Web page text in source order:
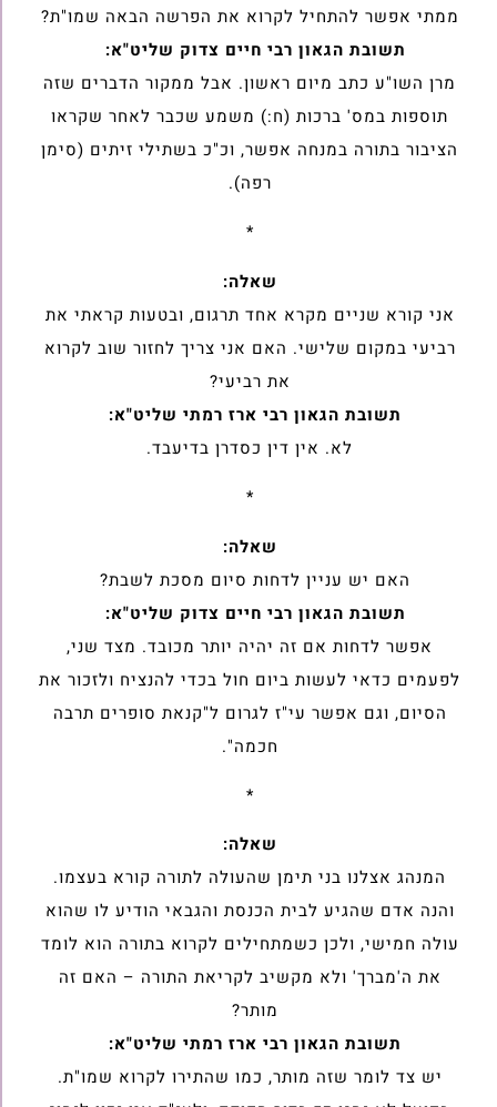
ממתי אפשר להתחיל לקרוא את הפרשה הבאה שמו"ת?
תשובת הגאון רבי חיים צדוק שליט"א:
מרן השו"ע כתב מיום ראשון. אבל ממקור הדברים שזה
תוספות במס' ברכות ‏‏(ח:) משמע שכבר לאחר שקראו
הציבור בתורה במנחה אפשר, וכ"כ בשתילי ‏זיתים (סימן
רפה).
*
שאלה:
אני קורא שניים מקרא אחד תרגום, ובטעות קראתי את
רביעי במקום שלישי. ‏האם אני צריך לחזור שוב לקרוא
את רביעי?
תשובת הגאון רבי ארז רמתי שליט"א:
לא. אין דין כסדרן בדיעבד.‏
*
שאלה:
האם יש עניין לדחות סיום מסכת לשבת?
תשובת הגאון רבי חיים צדוק שליט"א:
אפשר לדחות אם זה יהיה יותר מכובד. מצד שני,
לפעמים כדאי לעשות ביום ‏חול בכדי להנציח ולזכור את
הסיום, וגם אפשר עי"ז לגרום ל"קנאת סופרים ‏תרבה
חכמה".‏
*
שאלה:
המנהג אצלנו בני תימן שהעולה לתורה קורא בעצמו.
והנה אדם שהגיע לבית ‏הכנסת והגבאי הודיע לו שהוא
עולה חמישי, ולכן כשמתחילים לקרוא בתורה ‏הוא לומד
את ה'מברך' ולא מקשיב לקריאת התורה – האם זה
מותר?
תשובת הגאון רבי ארז רמתי שליט"א:
יש צד לומר שזה מותר, כמו שהתירו לקרוא שמו"ת.